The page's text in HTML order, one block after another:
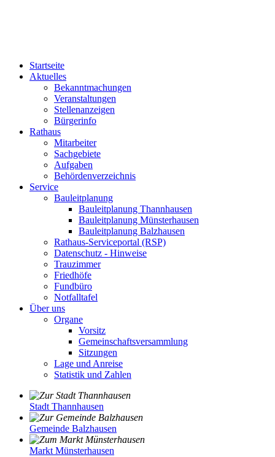
Startseite
Aktuelles
Bekanntmachungen
Veranstaltungen
Stellenanzeigen
Bürgerinfo
Rathaus
Mitarbeiter
Sachgebiete
Aufgaben
Behördenverzeichnis
Service
Bauleitplanung
Bauleitplanung Thannhausen
Bauleitplanung Münsterhausen
Bauleitplanung Balzhausen
Rathaus-Serviceportal (RSP)
Datenschutz - Hinweise
Trauzimmer
Friedhöfe
Fundbüro
Notfalltafel
Über uns
Organe
Vorsitz
Gemeinschaftsversammlung
Sitzungen
Lage und Anreise
Statistik und Zahlen
Stadt Thannhausen
Gemeinde Balzhausen
Markt Münsterhausen